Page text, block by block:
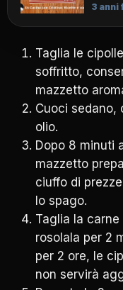
3 anni
Taglia le
soffritto,
mazzetto
Cuoci sedano,
olio.
Dopo 8 minuti
mazzetto
ciuffo di
lo spago.
Taglia la
rosolala per 2
per 2 ore, le
non servirà